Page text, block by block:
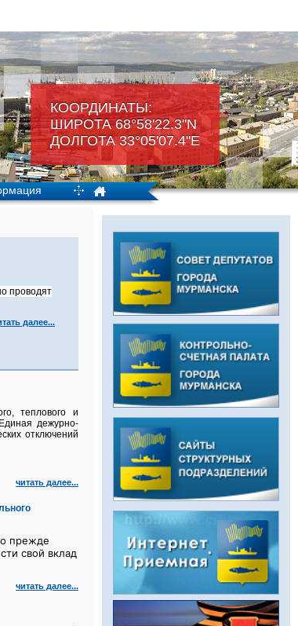
КООРДИНАТЫ:
ШИРОТА 68°58'22.3"N
ДОЛГОТА 33°05'07.4"Е
проводят
далее...
теплового и
дежурно-
отключений
читать далее...
прежде
свой вклад
читать далее...